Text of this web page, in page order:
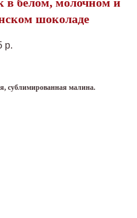
шоколаде
р.
сублимированная малина.